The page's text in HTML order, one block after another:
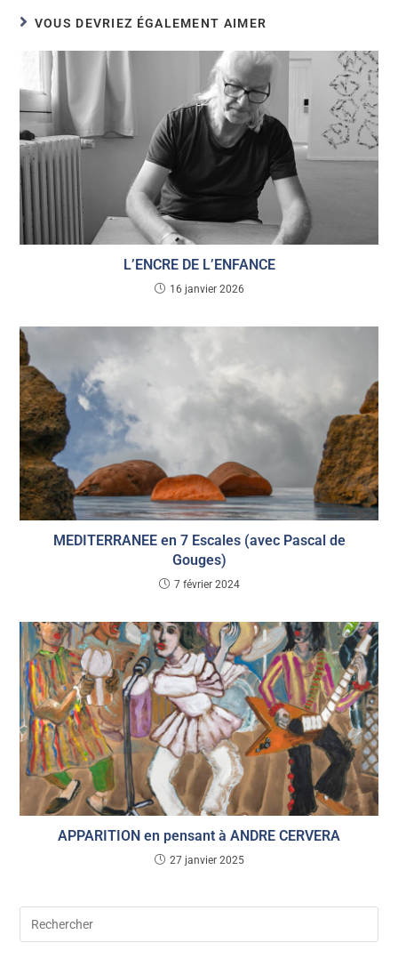
VOUS DEVRIEZ ÉGALEMENT AIMER
L’ENCRE DE L’ENFANCE
16 janvier 2026
MEDITERRANEE en 7 Escales (avec Pascal de
Gouges)
7 février 2024
APPARITION en pensant à ANDRE CERVERA
27 janvier 2025